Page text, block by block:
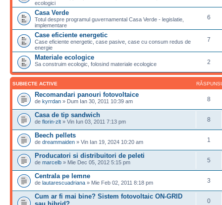
ecologici
Casa Verde
Totul despre programul guvernamental Casa Verde - legislatie,
implementare
6
Case eficiente energetic
Case eficiente energetic, case pasive, case cu consum redus de
energie
7
Materiale ecologice
Sa construim ecologic, folosind materiale ecologice 2
SUBIECTE ACTIVE
Recomandari panouri fotovoltaice
de kyrrdan » Dum Ian 30, 2011 10:39 am 8
Casa de tip sandwich
de florin-zlt » Vin Iun 03, 2011 7:13 pm 8
Beech pellets
de dreammaiden » Vin Ian 19, 2024 10:20 am 1
Producatori si distribuitori de peleti
de marcelb » Mie Dec 05, 2012 5:15 pm 5
Centrala pe lemne
de lautarescuadriana » Mie Feb 02, 2011 8:18 pm 3
Cum ar fi mai bine? Sistem fotovoltaic ON-GRID
0